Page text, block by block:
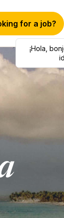
for a job?
Hola,
¡Hola